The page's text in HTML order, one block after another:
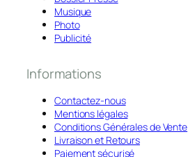
Musique
Photo
Publicité
Informations
Contactez-nous
Mentions légales
Conditions Générales de Vente
Livraison et Retours
Paiement sécurisé